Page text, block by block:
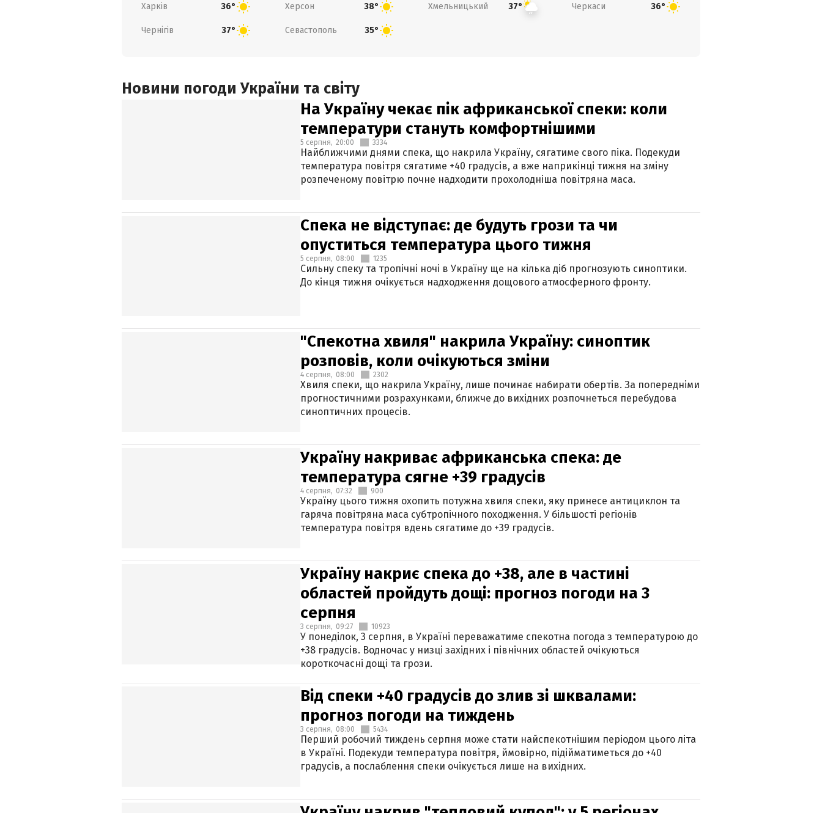
Харків 36° Херсон 38° Хмельницький 37° Черкаси 36°
Чернігів 37° Севастополь 35°
Новини погоди України та світу
На Україну чекає пік африканської спеки: коли
температури стануть комфортнішими
5 серпня, 20:00 3334
Найближчими днями спека, що накрила Україну, сягатиме свого піка. Подекуди
температура повітря сягатиме +40 градусів, а вже наприкінці тижня на зміну
розпеченому повітрю почне надходити прохолодніша повітряна маса.
Спека не відступає: де будуть грози та чи
опуститься температура цього тижня
5 серпня, 08:00 1235
Сильну спеку та тропічні ночі в Україну ще на кілька діб прогнозують синоптики.
До кінця тижня очікується надходження дощового атмосферного фронту.
"Спекотна хвиля" накрила Україну: синоптик
розповів, коли очікуються зміни
4 серпня, 08:00 2302
Хвиля спеки, що накрила Україну, лише починає набирати обертів. За попередніми
прогностичними розрахунками, ближче до вихідних розпочнеться перебудова
синоптичних процесів.
Україну накриває африканська спека: де
температура сягне +39 градусів
4 серпня, 07:32 900
Україну цього тижня охопить потужна хвиля спеки, яку принесе антициклон та
гаряча повітряна маса субтропічного походження. У більшості регіонів
температура повітря вдень сягатиме до +39 градусів.
Україну накриє спека до +38, але в частині
областей пройдуть дощі: прогноз погоди на 3
серпня
3 серпня, 09:27 10923
У понеділок, 3 серпня, в Україні переважатиме спекотна погода з температурою до
+38 градусів. Водночас у низці західних і північних областей очікуються
короткочасні дощі та грози.
Від спеки +40 градусів до злив зі шквалами:
прогноз погоди на тиждень
3 серпня, 08:00 5434
Перший робочий тиждень серпня може стати найспекотнішим періодом цього літа
в Україні. Подекуди температура повітря, ймовірно, підійматиметься до +40
градусів, а послаблення спеки очікується лише на вихідних.